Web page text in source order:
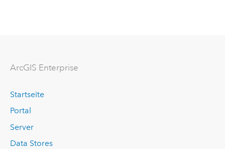
ArcGIS Enterprise
Startseite
Portal
Server
Data Stores